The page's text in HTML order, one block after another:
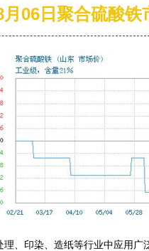
月06日聚合硫酸
、印染、造纸等行业中应用